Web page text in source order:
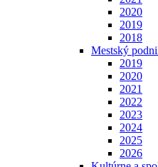
2020
2019
2018
Mestský
2019
2020
2021
2022
2023
2024
2025
2026